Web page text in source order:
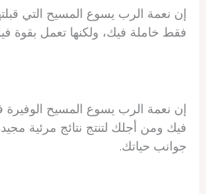
إن نعمة الرب يسوع المسيح التي
فقط خاملة فيك، ولكنها تعمل بقوة
إن نعمة الرب يسوع المسيح الوفيرة
فيك ومن أجلك لتنتج نتائج مرئية
جوانب حياتك.